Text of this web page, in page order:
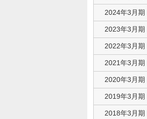
2024年3月期
2023年3月期
2022年3月期
2021年3月期
2020年3月期
2019年3月期
2018年3月期